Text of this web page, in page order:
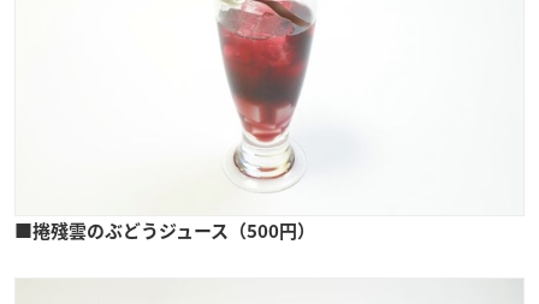
■捲殘雲のぶどうジュース（500円）